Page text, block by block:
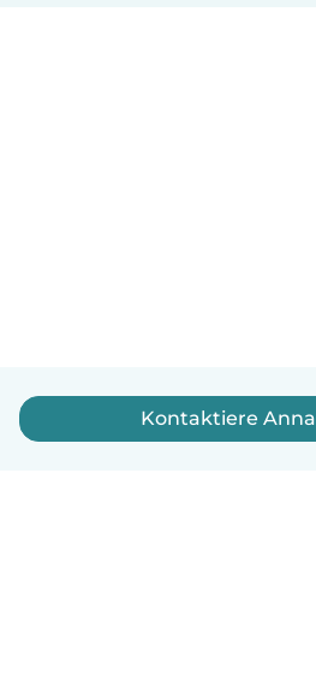
Kontaktiere Anna